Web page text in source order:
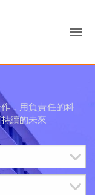
，用負責任的科
續的未來